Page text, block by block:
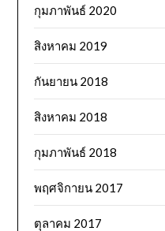
กุมภาพันธ์ 2020
สิงหาคม 2019
กันยายน 2018
สิงหาคม 2018
กุมภาพันธ์ 2018
พฤศจิกายน 2017
ตุลาคม 2017